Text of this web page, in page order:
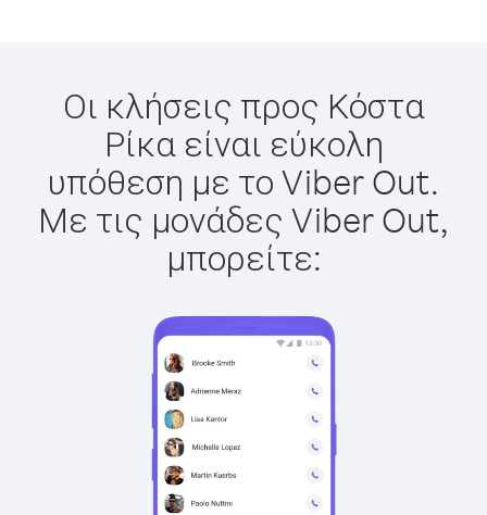
Οι κλήσεις προς Κόστα
Ρίκα είναι εύκολη
υπόθεση με το Viber Out.
Με τις μονάδες Viber Out,
μπορείτε: